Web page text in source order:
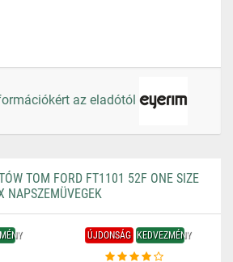
az eladótól
TOM FORD FT1101 52F ONE SIZE
NAPSZEMÜVEGEK
ÚJDONSÁG KEDVEZMÉNY